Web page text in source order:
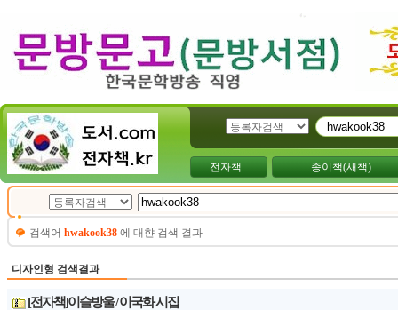
전자책 종이책(새책)
검색어 hwakook38 에 대햔 검색 결과
디자인형 검색결과
[전자책]이슬방울 / 이국화 시집